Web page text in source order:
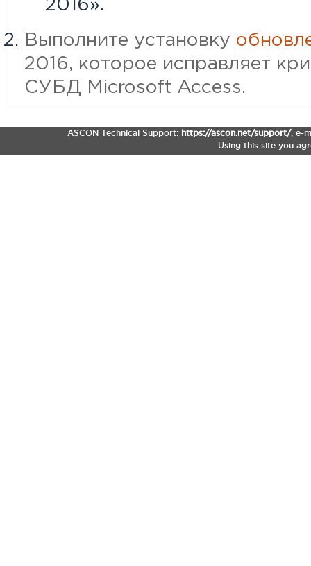
2016».
Выполните установку
2016, которое исправляет
СУБД Microsoft Access.
ASCON Technical Support: https://ascon.net/support/, e-
Using this site you